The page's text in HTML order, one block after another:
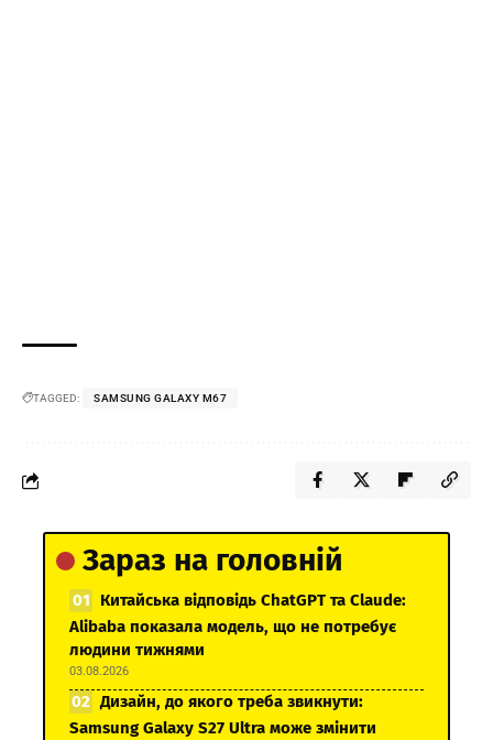
TAGGED: SAMSUNG GALAXY M67
Зараз на головній
Китайська відповідь ChatGPT та Claude:
Alibaba показала модель, що не потребує
людини тижнями
03.08.2026
Дизайн, до якого треба звикнути:
Samsung Galaxy S27 Ultra може змінити